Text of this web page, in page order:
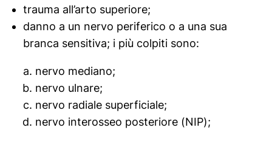
trauma all’arto superiore;
danno a un nervo periferico o a una sua
branca sensitiva; i più colpiti sono:
nervo mediano;
nervo ulnare;
nervo radiale superficiale;
nervo interosseo posteriore (NIP);